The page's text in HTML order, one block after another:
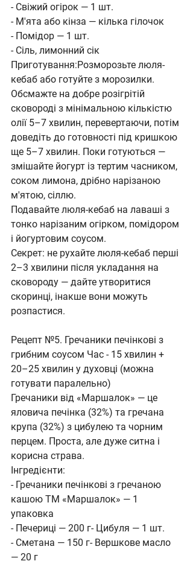
- Свіжий огірок — 1 шт.
- М'ята або кінза — кілька гілочок
- Помідор — 1 шт.
- Сіль, лимонний сік
Приготування:Розморозьте люля-
кебаб або готуйте з морозилки.
Обсмажте на добре розігрітій
сковороді з мінімальною кількістю
олії 5–7 хвилин, перевертаючи, потім
доведіть до готовності під кришкою
ще 5–7 хвилин. Поки готуються —
змішайте йогурт із тертим часником,
соком лимона, дрібно нарізаною
м'ятою, сіллю.
Подавайте люля-кебаб на лаваші з
тонко нарізаним огірком, помідором
і йогуртовим соусом.
Секрет: не рухайте люля-кебаб перші
2–3 хвилини після укладання на
сковороду — дайте утворитися
скоринці, інакше вони можуть
розпастися.
Рецепт №5. Гречаники печінкові з
грибним соусом Час - 15 хвилин +
20–25 хвилин у духовці (можна
готувати паралельно)
Гречаники від «Маршалок» — це
яловича печінка (32%) та гречана
крупа (32%) з цибулею та чорним
перцем. Проста, але дуже ситна і
корисна страва.
Інгредієнти:
- Гречаники печінкові з гречаною
кашою ТМ «Маршалок» — 1
упаковка
- Печериці — 200 г- Цибуля — 1 шт.
- Сметана — 150 г- Вершкове масло
— 20 г